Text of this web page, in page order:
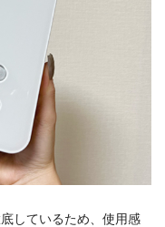
しているため、使用感